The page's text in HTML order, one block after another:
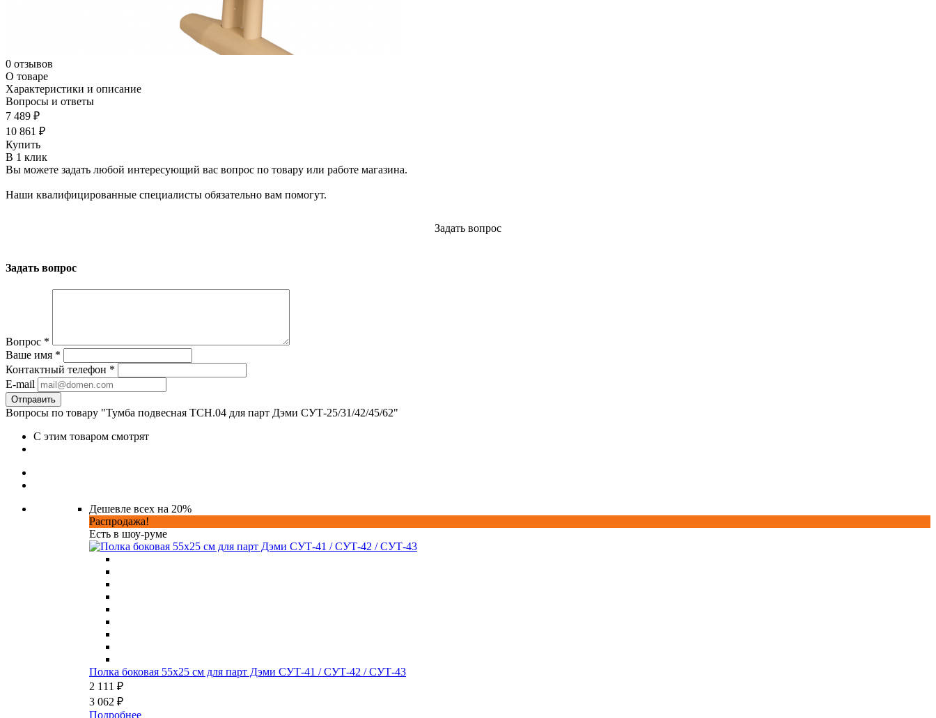
0 отзывов
О товаре
Характеристики и описание
Вопросы и ответы
7 489 ₽
10 861 ₽
Купить
В 1 клик
Вы можете задать любой интересующий вас вопрос по товару или работе магазина.
Наши квалифицированные специалисты обязательно вам помогут.
Задать вопрос
Задать вопрос
Вопрос *
Ваше имя *
Контактный телефон *
E-mail
Вопросы по товару "Тумба подвесная ТСН.04 для парт Дэми СУТ-25/31/42/45/62"
С этим товаром смотрят
Дешевле всех на 20%
Распродажа!
Есть в шоу-руме
Полка боковая 55x25 см для парт Дэми СУТ-41 / СУТ-42 / СУТ-43
2 111 ₽
3 062 ₽
Подробнее